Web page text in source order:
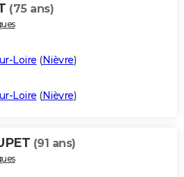
(75 ans)
Loire (Nièvre)
Loire (Nièvre)
(91 ans)